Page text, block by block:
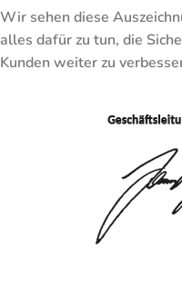
Wir sehen diese
alles dafür zu tun, die
Kunden weiter zu